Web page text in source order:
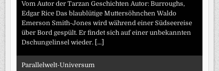
Vom Autor der Tarzan Geschichten Autor: Burroughs,
Edgar Rice Das blaublütige Muttersöhnchen Waldo
Emerson Smith-Jones wird während einer Südseereise
über Bord gespült. Er findet sich auf einer unbekannten
Dschungelinsel wieder. [...]
Parallelwelt-Universum